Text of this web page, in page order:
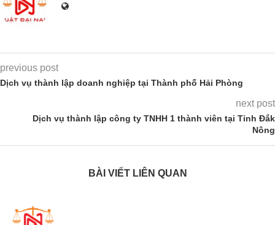
previous post
Dịch vụ thành lập doanh nghiệp tại Thành phố Hải Phòng
next post
Dịch vụ thành lập công ty TNHH 1 thành viên tại Tỉnh Đắk
Nông
BÀI VIẾT LIÊN QUAN